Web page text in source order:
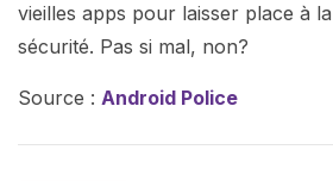
vieilles apps pour laisser place à
sécurité. Pas si mal, non?
Source : Android Police